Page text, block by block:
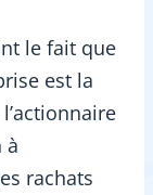
le fait que
est la
à
rachats